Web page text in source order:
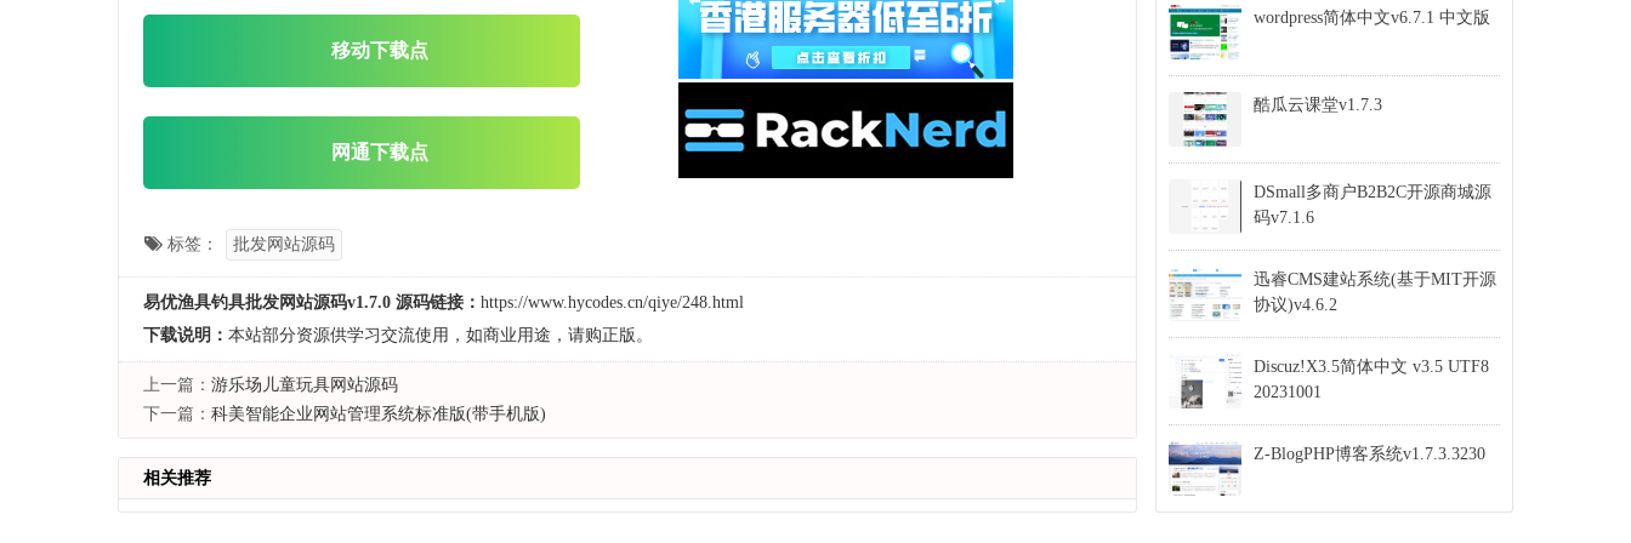
移动下载点
网通下载点
标签： 批发网站源码
易优渔具钓具批发网站源码v1.7.0 源码链接： https://www.hycodes.cn/qiye/248.html
下载说明： 本站部分资源供学习交流使用，如商业用途，请购正版。
上一篇： 游乐场儿童玩具网站源码
下一篇： 科美智能企业网站管理系统标准版(带手机版)
相关推荐
wordpress简体中文v6.7.1 中文版
酷瓜云课堂v1.7.3
DSmall多商户B2B2C开源商城源
码v7.1.6
迅睿CMS建站系统(基于MIT开源
协议)v4.6.2
Discuz!X3.5简体中文 v3.5 UTF8
20231001
Z-BlogPHP博客系统v1.7.3.3230